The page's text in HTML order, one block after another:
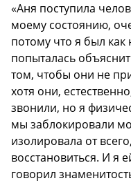
«Аня поступила
моему состоянию,
потому что я был
попыталась
том, чтобы они не
хотя они,
звонили, но я
мы заблокировали
изолировала от
восстановиться. И я
говорил